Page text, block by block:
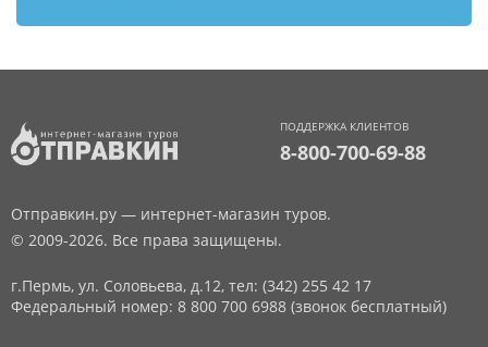
ПОДДЕРЖКА КЛИЕНТОВ
8-800-700-69-88
Отправкин.ру — интернет-магазин туров.
© 2009-2026. Все права защищены.
г.Пермь, ул. Соловьева, д.12, тел: (342) 255 42 17
Федеральный номер: 8 800 700 6988 (звонок бесплатный)